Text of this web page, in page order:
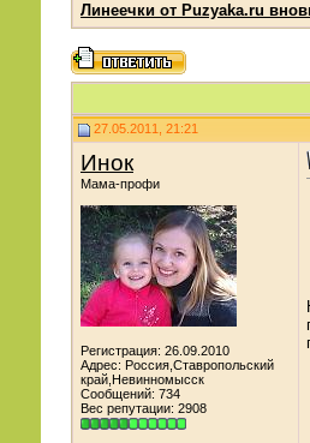
Линеечки от Puzyaka.ru
27.05.2011, 21:21
Инок
Мама-профи
Регистрация: 26.09.2010
Адрес: Россия,Ставропольский
край,Невинномысск
Сообщений: 734
Вес репутации: 2908